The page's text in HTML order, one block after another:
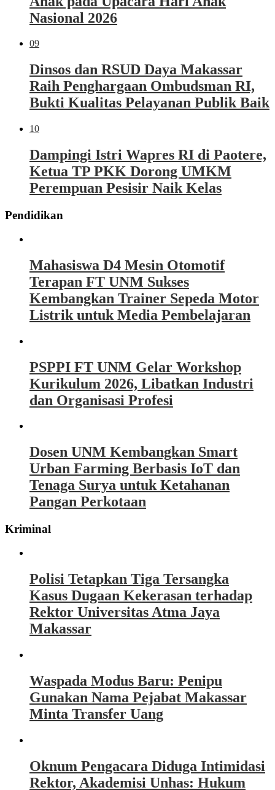
Nasional 2026
09
Dinsos dan RSUD Daya Makassar
Raih Penghargaan Ombudsman RI,
Bukti Kualitas Pelayanan Publik Baik
10
Dampingi Istri Wapres RI di Paotere,
Ketua TP PKK Dorong UMKM
Perempuan Pesisir Naik Kelas
Pendidikan
Mahasiswa D4 Mesin Otomotif
Terapan FT UNM Sukses
Kembangkan Trainer Sepeda Motor
Listrik untuk Media Pembelajaran
PSPPI FT UNM Gelar Workshop
Kurikulum 2026, Libatkan Industri
dan Organisasi Profesi
Dosen UNM Kembangkan Smart
Urban Farming Berbasis IoT dan
Tenaga Surya untuk Ketahanan
Pangan Perkotaan
Kriminal
Polisi Tetapkan Tiga Tersangka
Kasus Dugaan Kekerasan terhadap
Rektor Universitas Atma Jaya
Makassar
Waspada Modus Baru: Penipu
Gunakan Nama Pejabat Makassar
Minta Transfer Uang
Oknum Pengacara Diduga Intimidasi
Rektor, Akademisi Unhas: Hukum